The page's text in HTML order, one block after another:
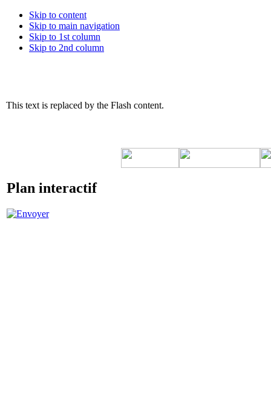
Skip to content
Skip to main navigation
Skip to 1st column
Skip to 2nd column
This text is replaced by the Flash content.
Plan interactif